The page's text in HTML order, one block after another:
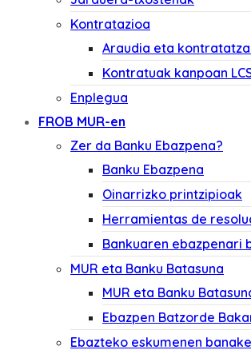
Kontratazioa
Araudia eta
Kontratuak kanpoan
Enplegua
FROB MUR-en
Zer da Banku Ebazpena?
Banku Ebazpena
Oinarrizko printzipioak
Herramientas de
Bankuaren ebazpenari
MUR eta Banku Batasuna
MUR eta Banku
Ebazpen Batzorde
Ebazteko eskumenen